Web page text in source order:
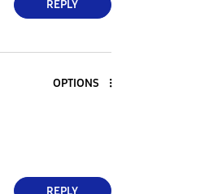
REPLY
OPTIONS
REPLY